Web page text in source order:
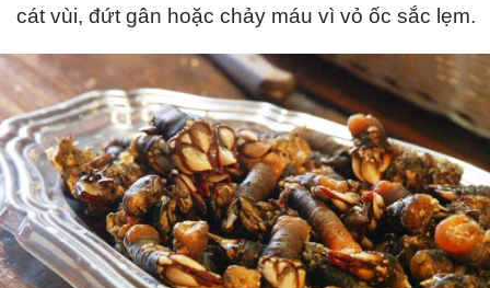
cát vùi, đứt gân hoặc chảy máu vì vỏ ốc sắc lẹm.